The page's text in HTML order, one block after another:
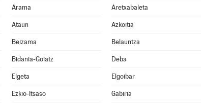
Arama Aretxabaleta
Ataun Azkoitia
Beizama Belauntza
Bidania-Goiatz Deba
Elgeta Elgoibar
Ezkio-Itsaso Gabiria